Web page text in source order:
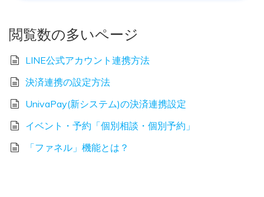
閲覧数の多いページ
LINE公式アカウント連携方法
決済連携の設定方法
UnivaPay(新システム)の決済連携設定
イベント・予約「個別相談・個別予約」
「ファネル」機能とは？